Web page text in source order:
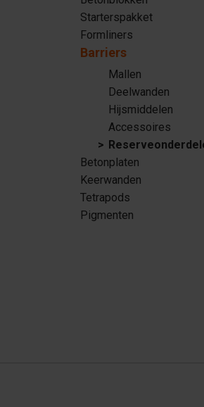
Barriers
Betonplaten
Keerwanden
Tetrapods
Pigmenten
Starterspakket
Formliners
Barriers
Mallen
Deelwanden
Hijsmiddelen
Accessoires
Betonplaten
Keerwanden
Tetrapods
Pigmenten